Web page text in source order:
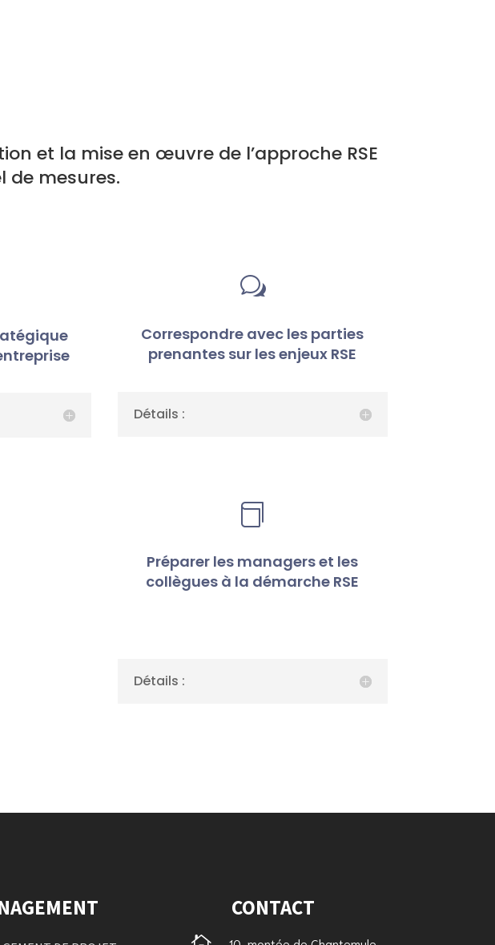
et la mise en œuvre de l’approche RSE
de mesures.
w
Correspondre avec les parties
prenantes sur les enjeux RSE
Détails :

Préparer les managers et les
collègues à la démarche RSE
Détails :
CONTACT